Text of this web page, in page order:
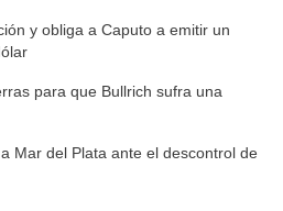
y obliga a Caputo a emitir un
para que Bullrich sufra una
Mar del Plata ante el descontrol de